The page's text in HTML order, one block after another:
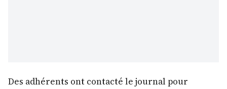
Des adhérents ont contacté le journal pour